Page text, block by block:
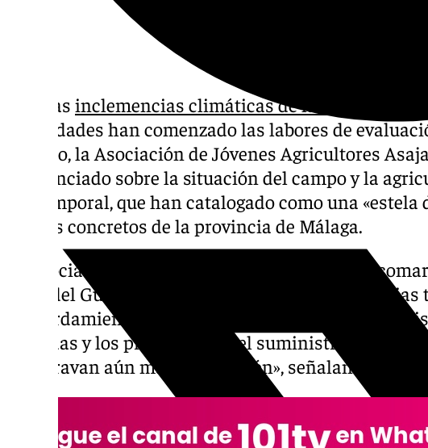
Tras las inclemencias climáticas de la DANA
,
autoridades han comenzado las labores de
sentido, la Asociación de Jóvenes Agricultores
pronunciado sobre la situación del campo y la
del temporal, que han catalogado como una «estela
puntos concretos de la provincia de Málaga.
La asociación ha centrado sus análisis en las
Valle del Guadalhorce. En ambas zonas «las
desbordamiento de ríos han devastado cultivos y
pérdidas y los problemas en el suministro de agua
luz agravan aún más la situación», señalan.